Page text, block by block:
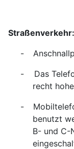
Straßenverkehr:
-
- Das
recht
-
benutzt
B- und C-